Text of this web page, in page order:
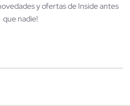
y ofertas de Inside antes
que nadie!